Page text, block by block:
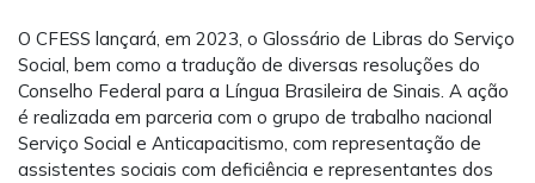
O CFESS lançará, em 2023, o Glossário de Libras do Serviço
Social, bem como a tradução de diversas resoluções do
Conselho Federal para a Língua Brasileira de Sinais. A ação
é realizada em parceria com o grupo de trabalho nacional
Serviço Social e Anticapacitismo, com representação de
assistentes sociais com deficiência e representantes dos